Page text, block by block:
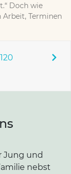
Doch wie
Arbeit, Terminen
120
Jung und
nebst